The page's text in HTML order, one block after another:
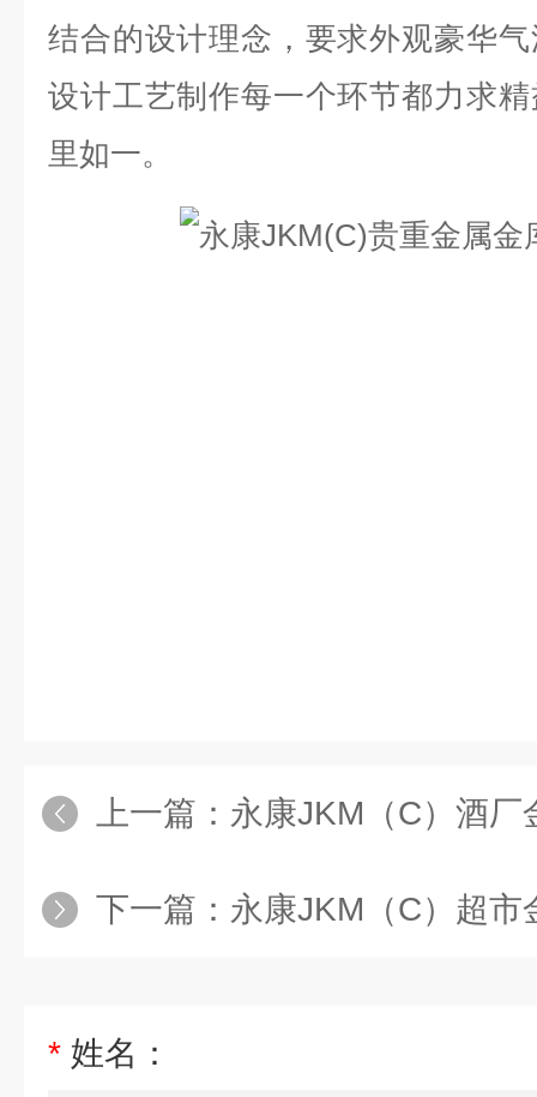
结合的设计理念，要求外观豪华
设计工艺制作每一个环节都力求
里如一。
上一篇： 永康JKM（C）酒厂
下一篇： 永康JKM（C）超市
* 姓名：